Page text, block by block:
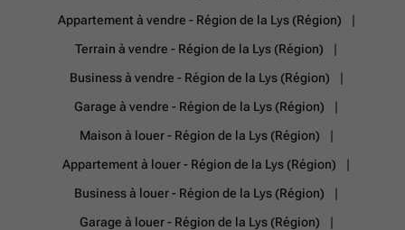
Appartement à vendre - Région de la Lys (Région)
Terrain à vendre - Région de la Lys (Région)
Business à vendre - Région de la Lys (Région)
Garage à vendre - Région de la Lys (Région)
Maison à louer - Région de la Lys (Région)
Appartement à louer - Région de la Lys (Région)
Business à louer - Région de la Lys (Région)
Garage à louer - Région de la Lys (Région)